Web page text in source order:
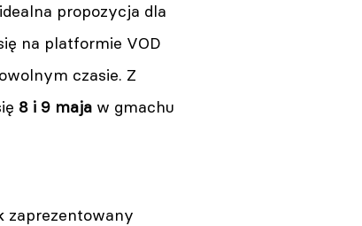
propozycja dla
na platformie VOD
czasie. Z
8 i 9 maja w gmachu
zaprezentowany